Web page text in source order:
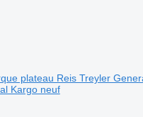
Kargo neuf